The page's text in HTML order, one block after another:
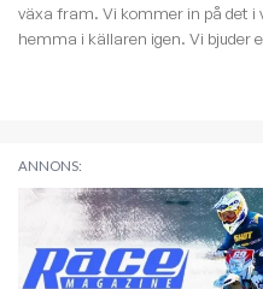
växa fram. Vi kommer in på det i
hemma i källaren igen. Vi
ANNONS: